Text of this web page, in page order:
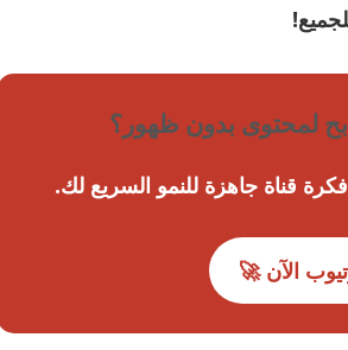
لمحتوى بدون ظهور؟
فكرة قناة جاهزة للنمو السريع لك.
الآن 🚀